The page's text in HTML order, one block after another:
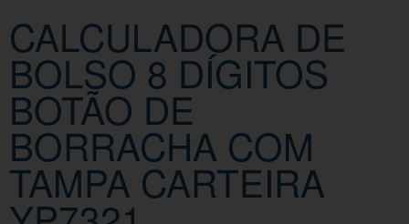
CALCULADORA DE
BOLSO 8 DÍGITOS
BOTÃO DE
BORRACHA COM
TAMPA CARTEIRA